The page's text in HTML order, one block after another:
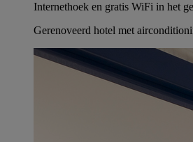
Internethoek en gratis WiFi in het
Gerenoveerd hotel met